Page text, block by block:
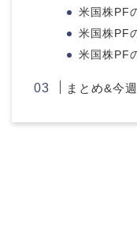
米国株PF
米国株PF
米国株PF
まとめ&今